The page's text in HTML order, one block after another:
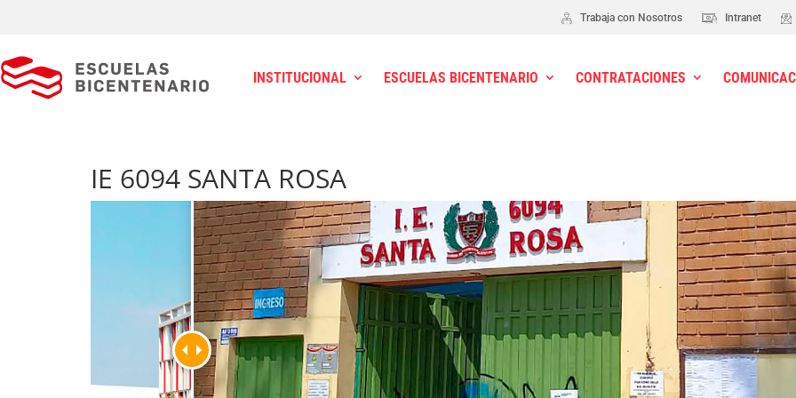
Trabaja con Nosotros Intranet
INSTITUCIONAL ESCUELAS BICENTENARIO CONTRATACIONES
IE 6094 SANTA ROSA